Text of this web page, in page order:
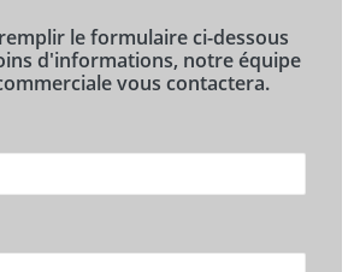
le formulaire ci-dessous
d'informations, notre équipe
vous contactera.